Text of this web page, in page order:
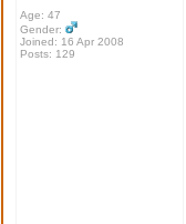
Age: 47
Gender:
Joined: 16 Apr 2008
Posts: 129